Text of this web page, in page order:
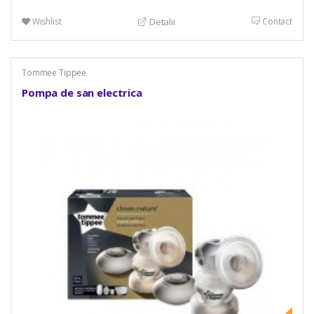
Wishlist Detalii Contact
Tommee Tippee
Pompa de san electrica